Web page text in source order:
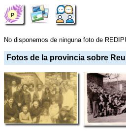
No disponemos de ninguna foto de
Fotos de la provincia sobre